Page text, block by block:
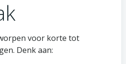
voor korte tot
Denk aan: